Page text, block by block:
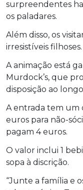
surpreendentes
os paladares.
Além disso, os
irresistíveis filhoses.
A animação está
Murdock’s, que
disposição ao
A entrada tem um
euros para não-
pagam 4 euros.
O valor inclui 1
sopa à discrição.
“Junte a família e